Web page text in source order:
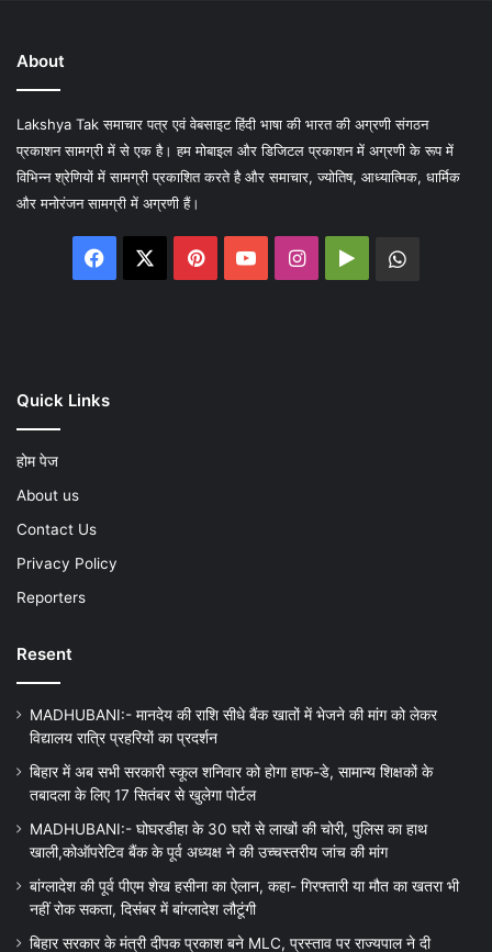
About
Lakshya Tak समाचार पत्र एवं वेबसाइट हिंदी भाषा की भारत की अग्रणी संगठन
प्रकाशन सामग्री में से एक है। हम मोबाइल और डिजिटल प्रकाशन में अग्रणी के रूप में
विभिन्न श्रेणियों में सामग्री प्रकाशित करते है और समाचार, ज्योतिष, आध्यात्मिक, धार्मिक
और मनोरंजन सामग्री में अग्रणी हैं।
Facebook PinterestYouTubeInstagram
Google
Quick Links
होम पेज
About us
Contact Us
Privacy Policy
Reporters
Resent
MADHUBANI:- मानदेय की राशि सीधे बैंक खातों में भेजने की मांग को लेकर
विद्यालय रात्रि प्रहरियों का प्रदर्शन
बिहार में अब सभी सरकारी स्कूल शनिवार को होगा हाफ-डे, सामान्य शिक्षकों के
तबादला के लिए 17 सितंबर से खुलेगा पोर्टल
MADHUBANI:- घोघरडीहा के 30 घरों से लाखों की चोरी, पुलिस का हाथ
खाली,कोऑपरेटिव बैंक के पूर्व अध्यक्ष ने की उच्चस्तरीय जांच की मांग
बांग्लादेश की पूर्व पीएम शेख हसीना का ऐलान, कहा- गिरफ्तारी या मौत का खतरा भी
नहीं रोक सकता, दिसंबर में बांग्लादेश लौटूंगी
बिहार सरकार के मंत्री दीपक प्रकाश बने MLC, प्रस्ताव पर राज्यपाल ने दी